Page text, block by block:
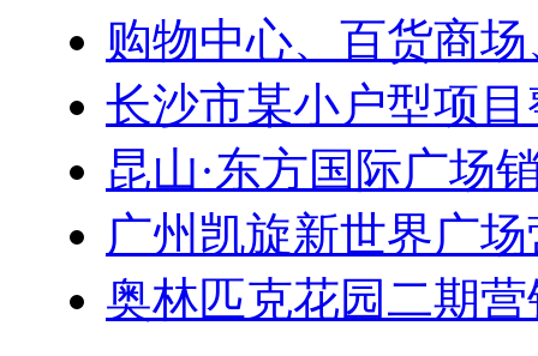
购物中心、百货商
长沙市某小户型项
昆山·东方国际广场
广州凯旋新世界广
奥林匹克花园二期